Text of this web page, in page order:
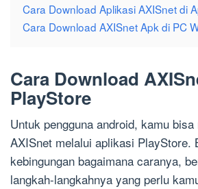
Cara Download Aplikasi AXISnet di
Cara Download AXISnet Apk di PC
Cara Download
PlayStore
Untuk pengguna android, kamu bisa
AXISnet melalui aplikasi PlayStore.
kebingungan bagaimana caranya,
langkah-langkahnya yang perlu